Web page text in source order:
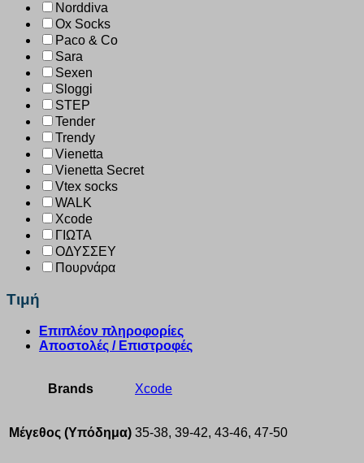
Norddiva
Ox Socks
Paco & Co
Sara
Sexen
Sloggi
STEP
Tender
Trendy
Vienetta
Vienetta Secret
Vtex socks
WALK
Xcode
ΓΙΩΤΑ
ΟΔΥΣΣΕΥ
Πουρνάρα
Τιμή
Επιπλέον πληροφορίες
Αποστολές / Επιστροφές
Brands Xcode
Μέγεθος (Υπόδημα) 35-38, 39-42, 43-46, 47-50